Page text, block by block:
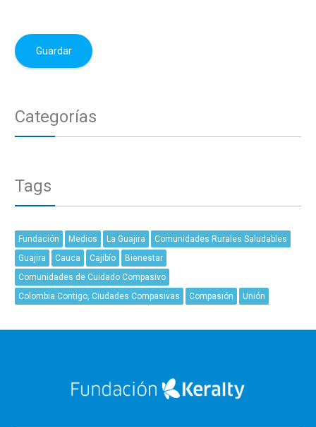
Categorías
Tags
Fundación Medios La Guajira
Comunidades Rurales Saludables
Guajira
Cauca Cajibío
Bienestar
Comunidades de Cuidado Compasivo
Colombia Contigo, Ciudades Compasivas
Compasión Unión